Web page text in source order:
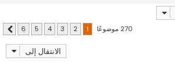
270 موضوعًا 2
3
4
5
6 التالي
الانتقال إلى